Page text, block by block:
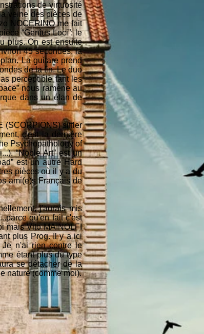
de virtuosité
veine des pièces de
NOCERINO me fait
“Genius Loci”: le
plus. On est ensuite
45 secondes, la
La guitare prend
de la fin. Le duo
perceptible tant les
nous ramène au
dans un élan de
(SCORPIONS) siffler
c'est la dernière
Psychopathology of
“Noble Art” est un
est un autre Hard
pièces où il y a du
ami(e)s Français de
j'aurais mis
qu'en fait c'est
mais Vito MAINOLFI
plus Prog. Il y a ici
Je n'ai rien contre le
étant plus du type
se détacher de la
nature (comme moi).